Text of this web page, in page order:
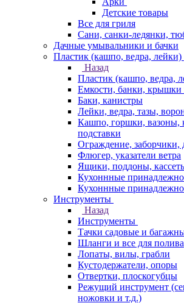
Детские товары
Все для гриля
Сани, санки-ледянки,
Дачные умывальники и бачки
Пластик (кашпо, ведра, лейки)
Назад
Пластик (кашпо, ведра,
Емкости, банки, крышки
Баки, канистры
Лейки, ведра, тазы,
Кашпо, горшки, вазоны,
подставки
Ограждение, заборчики,
Флюгер, указатели ветра
Ящики, поддоны,
Кухоннные
Кухоннные
Инструменты
Назад
Инструменты
Тачки садовые и
Шланги и все для полива
Лопаты, вилы, грабли
Кустодержатели, опоры
Отвертки, плоскогубцы
Режущий инструмент
ножовки и т.д.)